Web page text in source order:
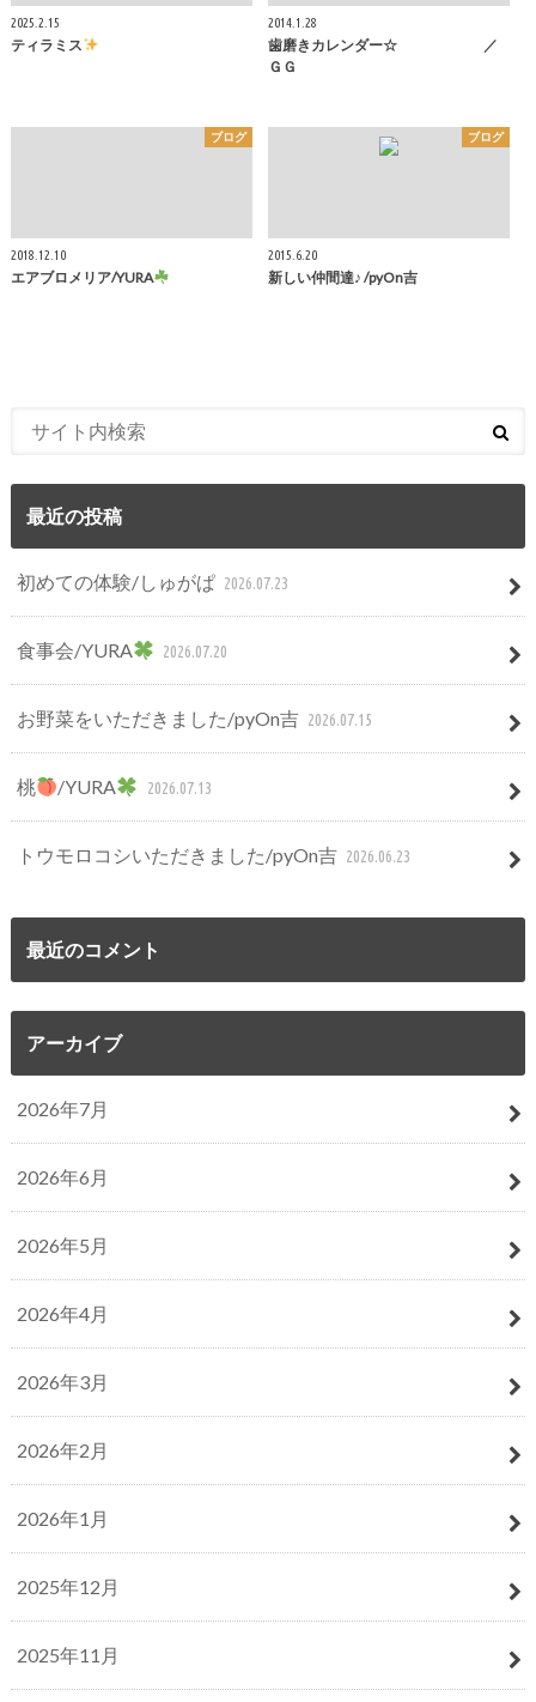
2025.2.15
ティラミス
2014.1.28
歯磨きカレンダー☆ ／
ＧＧ
ブログ
2018.12.10
エアブロメリア/YURA
ブログ
2015.6.20
新しい仲間達♪ /pyOn吉
最近の投稿
初めての体験/しゅがぱ 2026.07.23
食事会/YURA 2026.07.20
お野菜をいただきました/pyOn吉 2026.07.15
桃 /YURA 2026.07.13
トウモロコシいただきました/pyOn吉 2026.06.23
最近のコメント
アーカイブ
2026年7月
2026年6月
2026年5月
2026年4月
2026年3月
2026年2月
2026年1月
2025年12月
2025年11月